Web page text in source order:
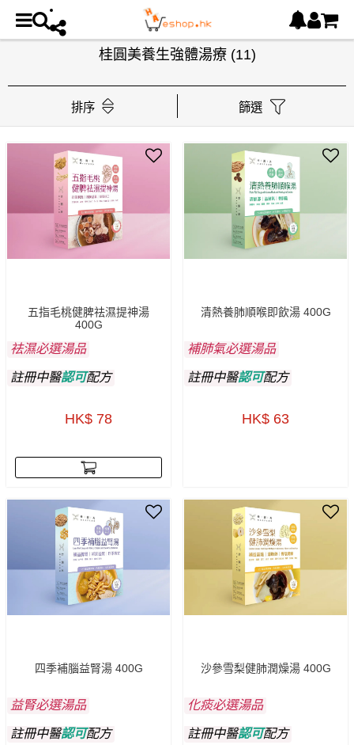
桂圓美養生強體湯療 (11)
排序 篩選
五指毛桃健脾祛濕提神湯
400G
祛濕必選湯品
註冊中醫認可配方
HK$ 78
清熱養肺順喉即飲湯 400G
補肺氣必選湯品
註冊中醫認可配方
HK$ 63
四季補腦益腎湯 400G
益腎必選湯品
註冊中醫認可配方
沙參雪梨健肺潤燥湯 400G
化痰必選湯品
註冊中醫認可配方